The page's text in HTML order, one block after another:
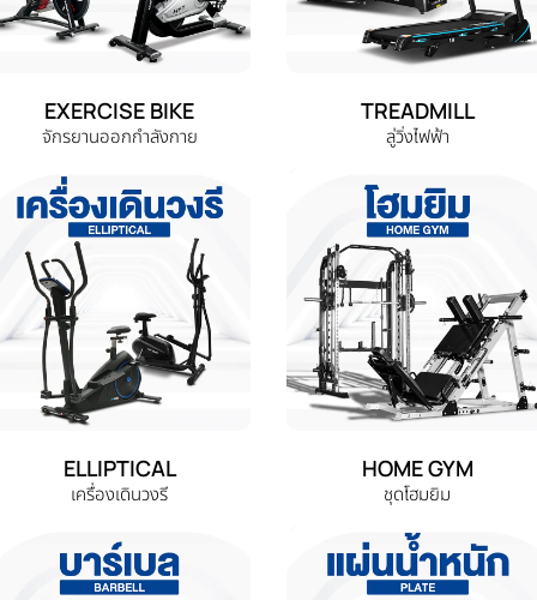
EXERCISE BIKE
จักรยานออกกำลังกาย
TREADMILL
ลู่วิ่งไฟฟ้า
ELLIPTICAL
เครื่องเดินวงรี
HOME GYM
ชุดโฮมยิม